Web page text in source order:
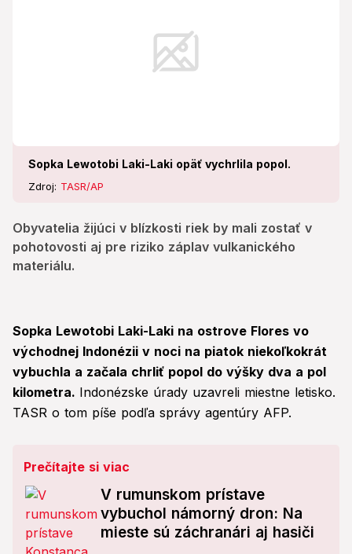
Sopka Lewotobi Laki-Laki opäť vychrlila popol.
Zdroj: TASR/AP
Obyvatelia žijúci v blízkosti riek by mali zostať v
pohotovosti aj pre riziko záplav vulkanického
materiálu.
Sopka Lewotobi Laki-Laki na ostrove Flores vo
východnej Indonézii v noci na piatok niekoľkokrát
vybuchla a začala chrliť popol do výšky dva a pol
kilometra. Indonézske úrady uzavreli miestne letisko.
TASR o tom píše podľa správy agentúry AFP.
Prečítajte si viac
V rumunskom prístave
vybuchol námorný dron: Na
mieste sú záchranári aj hasiči